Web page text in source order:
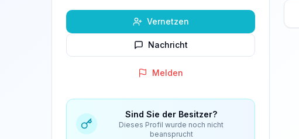
Vernetzen
Nachricht
Melden
Sind Sie der Besitzer?
Dieses Profil wurde noch nicht
beansprucht